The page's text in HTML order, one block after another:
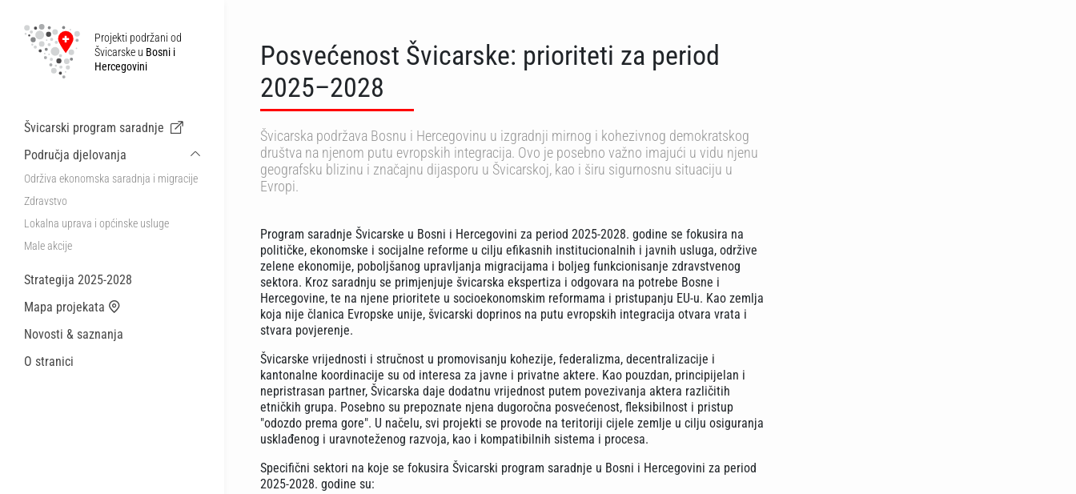
Projekti podržani od
Švicarske u Bosni i
Hercegovini
Švicarski program saradnje
Područja djelovanja
Održiva ekonomska saradnja i migracije
Zdravstvo
Lokalna uprava i općinske usluge
Male akcije
Strategija 2025-2028
Mapa projekata
Novosti & saznanja
O stranici
Posvećenost Švicarske: prioriteti za period
2025–2028
Švicarska podržava Bosnu i Hercegovinu u izgradnji mirnog i kohezivnog demokratskog
društva na njenom putu evropskih integracija. Ovo je posebno važno imajući u vidu njenu
geografsku blizinu i značajnu dijasporu u Švicarskoj, kao i širu sigurnosnu situaciju u
Evropi.
Program saradnje Švicarske u Bosni i Hercegovini za period 2025-2028. godine se fokusira na
političke, ekonomske i socijalne reforme u cilju efikasnih institucionalnih i javnih usluga, održive
zelene ekonomije, poboljšanog upravljanja migracijama i boljeg funkcionisanje zdravstvenog
sektora. Kroz saradnju se primjenjuje švicarska ekspertiza i odgovara na potrebe Bosne i
Hercegovine, te na njene prioritete u socioekonomskim reformama i pristupanju EU-u. Kao zemlja
koja nije članica Evropske unije, švicarski doprinos na putu evropskih integracija otvara vrata i
stvara povjerenje.
Švicarske vrijednosti i stručnost u promovisanju kohezije, federalizma, decentralizacije i
kantonalne koordinacije su od interesa za javne i privatne aktere. Kao pouzdan, principijelan i
nepristrasan partner, Švicarska daje dodatnu vrijednost putem povezivanja aktera različitih
etničkih grupa. Posebno su prepoznate njena dugoročna posvećenost, fleksibilnost i pristup
"odozdo prema gore". U načelu, svi projekti se provode na teritoriji cijele zemlje u cilju osiguranja
usklađenog i uravnoteženog razvoja, kao i kompatibilnih sistema i procesa.
Specifični sektori na koje se fokusira Švicarski program saradnje u Bosni i Hercegovini za period
2025-2028. godine su: